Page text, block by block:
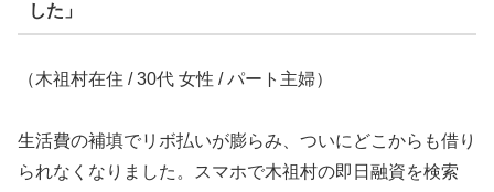
した」
（木祖村在住 / 30代 女性 / パート主婦）
生活費の補填でリボ払いが膨らみ、ついにどこからも借り
られなくなりました。スマホで木祖村の即日融資を検索